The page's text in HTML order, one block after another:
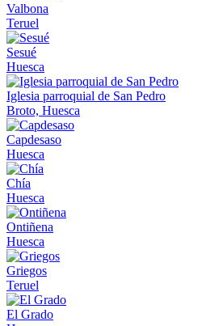
Valbona
Teruel
Sesué
Huesca
Iglesia parroquial de San Pedro
Broto, Huesca
Capdesaso
Huesca
Chía
Huesca
Ontiñena
Huesca
Griegos
Teruel
El Grado